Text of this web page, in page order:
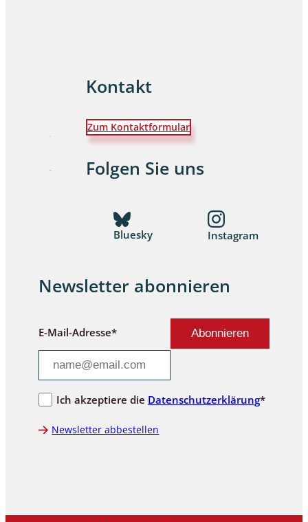
Kontakt
Zum Kontaktformular
Folgen Sie uns
Bluesky Instagram
Newsletter abonnieren
E-Mail-Adresse*
Ich akzeptiere die Datenschutzerklärung*
Newsletter abbestellen